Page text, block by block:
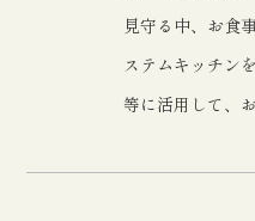
見守る中、お食
ステムキッチン
等に活用して、